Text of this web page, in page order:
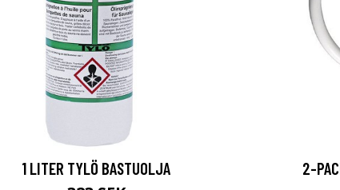
1 LITER TYLÖ BASTUOLJA 2-